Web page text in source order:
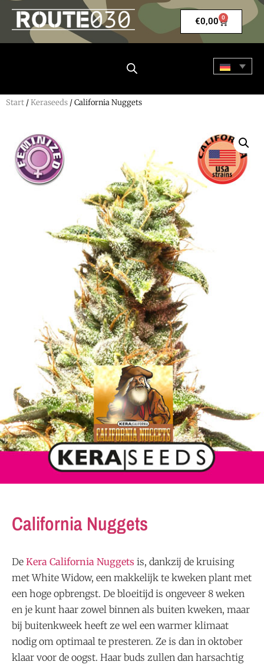
€0,00 0
Start /Keraseeds / California Nuggets
California Nuggets
De Kera California Nuggets is, dankzij de kruising
met White Widow, een makkelijk te kweken plant met
een hoge opbrengst. De bloeitijd is ongeveer 8 weken
en je kunt haar zowel binnen als buiten kweken, maar
bij buitenkweek heeft ze wel een warmer klimaat
nodig om optimaal te presteren. Ze is dan in oktober
klaar voor de oogst. Haar buds zullen dan harsachtig